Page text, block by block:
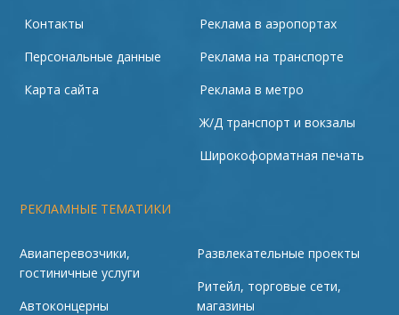
РЕКЛАМНЫЕ ТЕМАТИКИ
Контакты
Персональные данные
Карта сайта
Реклама в аэропортах
Реклама на транспорте
Реклама в метро
Ж/Д транспорт и вокзалы
Широкоформатная печать
Авиаперевозчики,
гостиничные услуги
Автоконцерны
Развлекательные проекты
Ритейл, торговые сети,
магазины